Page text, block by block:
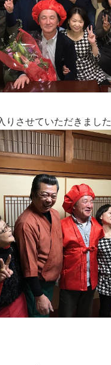
りさせていただきました